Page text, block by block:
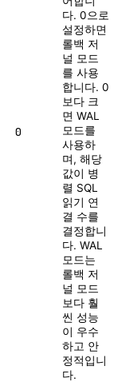
0
다. 0으로
설정하면
롤백 저
널 모드
를 사용
합니다. 0
보다 크
면 WAL
모드를
사용하
며, 해당
값이 병
렬 SQL
읽기 연
결 수를
결정합니
다. WAL
모드는
롤백 저
널 모드
보다 훨
씬 성능
이 우수
하고 안
정적입니
다.